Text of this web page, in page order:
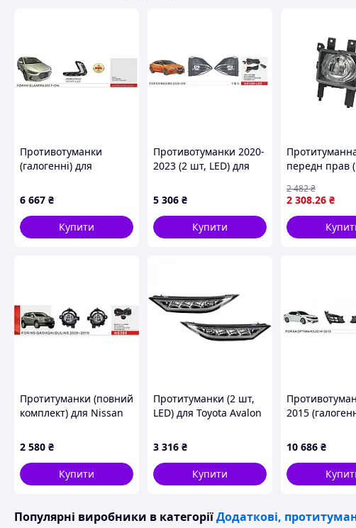
Противотуманки
(галогенні) для
2015-2020 рр
6 667 ₴
Купити
Противотуманки 2020-
2023 (2 шт, LED) для
5 306 ₴
Купити
передн прав
03.04-04.15
0925-05-2
2 308.26 ₴
2 482₴
Протитуманки (повний
комплект) для Nissan
2 580 ₴
Купити
Протитуманки (2 шт,
LED) для Toyota Avalon
3 316 ₴
Купити
2015
10 686 ₴
Популярні виробники в категоріїДодаткові,